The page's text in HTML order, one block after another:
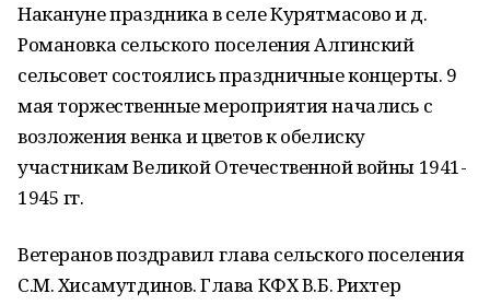
Накануне праздника в селе Курятмасово и д.
Романовка сельского поселения Алгинский
сельсовет состоялись праздничные концерты. 9
мая торжественные мероприятия начались с
возложения венка и цветов к обелиску
участникам Великой Отечественной войны 1941-
1945 гг.
Ветеранов поздравил глава сельского поселения
С.М. Хисамутдинов. Глава КФХ В.Б. Рихтер